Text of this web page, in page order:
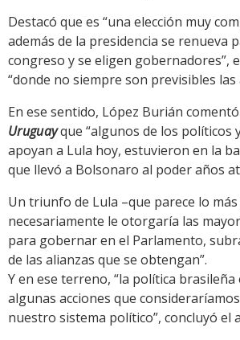
Destacó que es “una elección muy
además de la presidencia se renueva
congreso y se eligen gobernadores”,
“donde no siempre son previsibles las
En ese sentido, López Burián
Uruguayque “algunos de los políticos
apoyan a Lula hoy, estuvieron en la
que llevó a Bolsonaro al poder años
Un triunfo de Lula –que parece lo
necesariamente le otorgaría las
para gobernar en el Parlamento,
de las alianzas que se obtengan”.
Y en ese terreno, “la política brasileña
algunas acciones que
nuestro sistema político”, concluyó el